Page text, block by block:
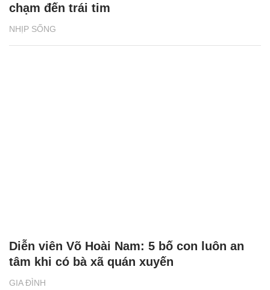
NHỊP SỐNG
chạm đến trái tim
GIA ĐÌNH
Diễn viên Võ Hoài Nam: 5 bố con luôn an
tâm khi có bà xã quán xuyến